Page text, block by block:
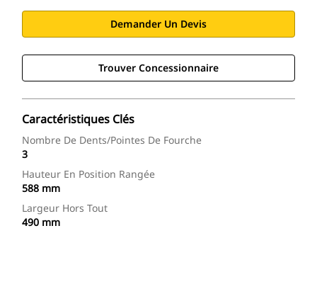
Demander Un Devis
Trouver Concessionnaire
Caractéristiques Clés
Nombre De Dents/pointes De Fourche
3
Hauteur En Position Rangée
588 mm
Largeur Hors Tout
490 mm